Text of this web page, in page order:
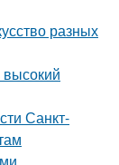
разных
Санкт-